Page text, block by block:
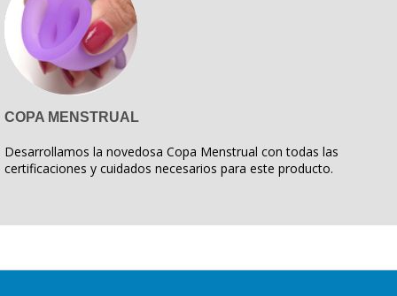
COPA MENSTRUAL
Desarrollamos la novedosa Copa Menstrual con todas las
certificaciones y cuidados necesarios para este producto.